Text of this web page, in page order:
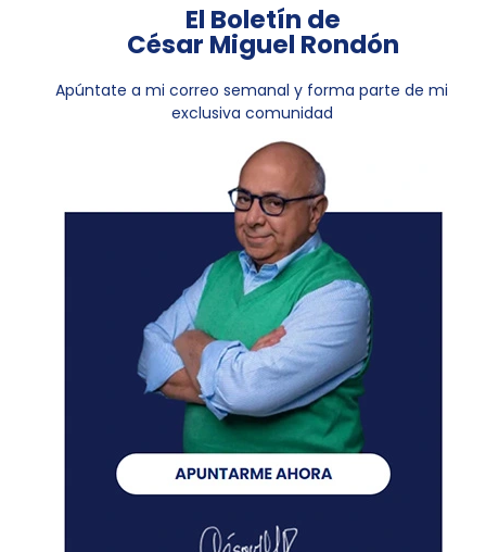
El Boletín de
César Miguel Rondón
Apúntate a mi correo semanal y forma parte de mi
exclusiva comunidad